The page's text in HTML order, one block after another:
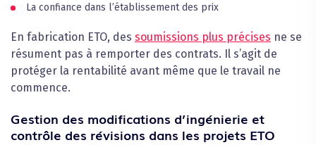
La confiance dans l’établissement des prix
En fabrication ETO, des soumissions plus précises ne se
résument pas à remporter des contrats. Il s’agit de
protéger la rentabilité avant même que le travail ne
commence.
Gestion des modifications d’ingénierie et
contrôle des révisions dans les projets ETO